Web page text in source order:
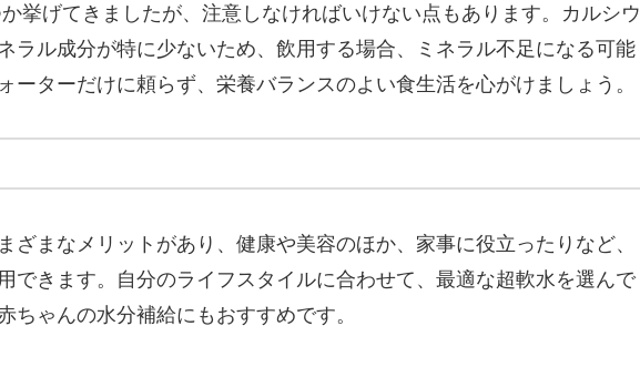
挙げてきましたが、注意しなければいけない点もあります。カルシウ
ラル成分が特に少ないため、飲用する場合、ミネラル不足になる可能
ーターだけに頼らず、栄養バランスのよい食生活を心がけましょう。
ざまなメリットがあり、健康や美容のほか、家事に役立ったりなど、
できます。自分のライフスタイルに合わせて、最適な超軟水を選んで
ちゃんの水分補給にもおすすめです。